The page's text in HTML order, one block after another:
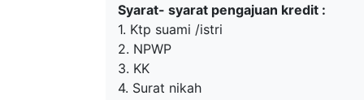
Syarat- syarat pengajuan kredit :
1. Ktp suami /istri
2. NPWP
3. KK
4. Surat nikah